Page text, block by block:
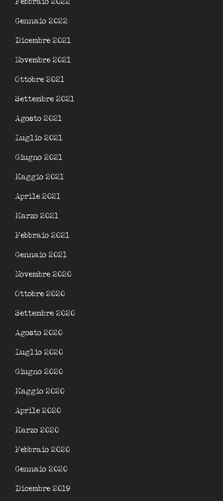
Febbraio 2022
Gennaio 2022
Dicembre 2021
Novembre 2021
Ottobre 2021
Settembre 2021
Agosto 2021
Luglio 2021
Giugno 2021
Maggio 2021
Aprile 2021
Marzo 2021
Febbraio 2021
Gennaio 2021
Novembre 2020
Ottobre 2020
Settembre 2020
Agosto 2020
Luglio 2020
Giugno 2020
Maggio 2020
Aprile 2020
Marzo 2020
Febbraio 2020
Gennaio 2020
Dicembre 2019